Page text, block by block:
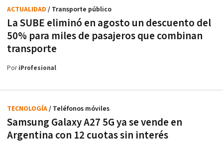
La SUBE eliminó en agosto un descuento del
50% para miles de pasajeros que combinan
transporte
ACTUALIDAD / Transporte público
PoriProfesional
Samsung Galaxy A27 5G ya se vende en
Argentina con 12 cuotas sin interés
TECNOLOGÍA/ Teléfonos móviles